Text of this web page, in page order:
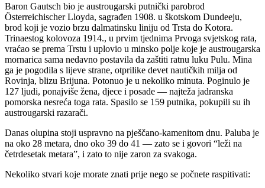
Baron Gautsch bio je austrougarski putnički parobrod
Österreichischer Lloyda, sagrađen 1908. u škotskom Dundeeju,
brod koji je vozio brzu dalmatinsku liniju od Trsta do Kotora.
Trinaestog kolovoza 1914., u prvim tjednima Prvoga svjetskog rata,
vraćao se prema Trstu i uplovio u minsko polje koje je austrougarska
mornarica sama nedavno postavila da zaštiti ratnu luku Pulu. Mina
ga je pogodila s lijeve strane, otprilike devet nautičkih milja od
Rovinja, blizu Brijuna. Potonuo je u nekoliko minuta. Poginulo je
127 ljudi, ponajviše žena, djece i posade — najteža jadranska
pomorska nesreća toga rata. Spasilo se 159 putnika, pokupili su ih
austrougarski razarači.
Danas olupina stoji uspravno na pješčano-kamenitom dnu. Paluba je
na oko 28 metara, dno oko 39 do 41 — zato se i govori “leži na
četrdesetak metara”, i zato to nije zaron za svakoga.
Nekoliko stvari koje morate znati prije nego se počnete raspitivati: